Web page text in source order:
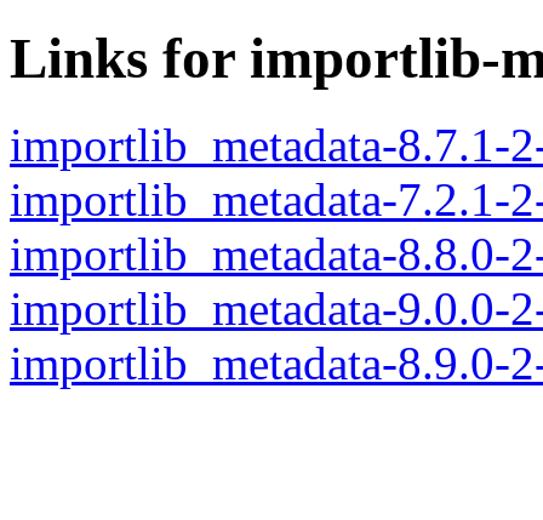
Links for importlib-
importlib_metadata-8.7.1-
importlib_metadata-7.2.1-
importlib_metadata-8.8.0-
importlib_metadata-9.0.0-
importlib_metadata-8.9.0-